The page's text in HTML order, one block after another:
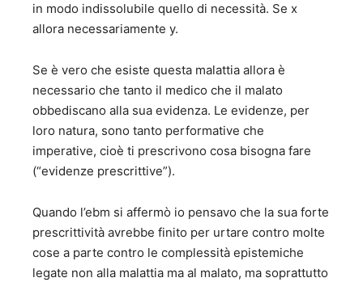
in modo indissolubile quello di necessità. Se x
allora necessariamente y.
Se è vero che esiste questa malattia allora è
necessario che tanto il medico che il malato
obbediscano alla sua evidenza. Le evidenze, per
loro natura, sono tanto performative che
imperative, cioè ti prescrivono cosa bisogna fare
(“evidenze prescrittive”).
Quando l’ebm si affermò io pensavo che la sua forte
prescrittività avrebbe finito per urtare contro molte
cose a parte contro le complessità epistemiche
legate non alla malattia ma al malato, ma soprattutto